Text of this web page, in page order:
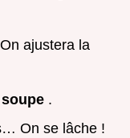
ajustera la
.
On se lâche !